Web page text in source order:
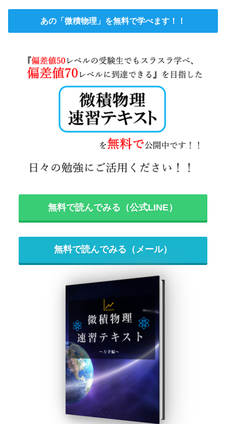
あの「微積物理」を無料で学べます！！
無料で読んでみる（公式LINE）
無料で読んでみる（メール）